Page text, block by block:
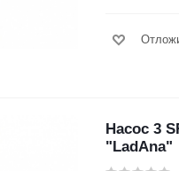
Насос 3
"LadAna"